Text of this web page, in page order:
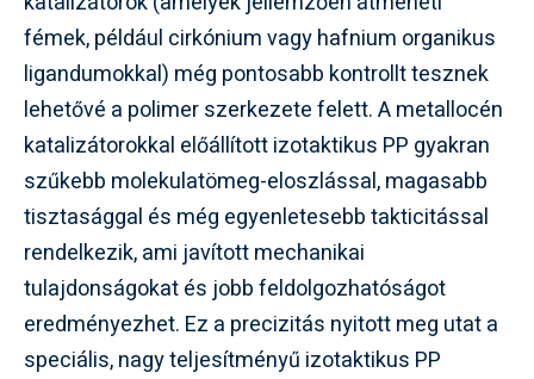
fémek, például cirkónium vagy hafnium organikus
ligandumokkal) még pontosabb kontrollt tesznek
lehetővé a polimer szerkezete felett. A metallocén
katalizátorokkal előállított izotaktikus PP gyakran
szűkebb molekulatömeg-eloszlással, magasabb
tisztasággal és még egyenletesebb takticitással
rendelkezik, ami javított mechanikai
tulajdonságokat és jobb feldolgozhatóságot
eredményezhet. Ez a precizitás nyitott meg utat a
speciális, nagy teljesítményű izotaktikus PP